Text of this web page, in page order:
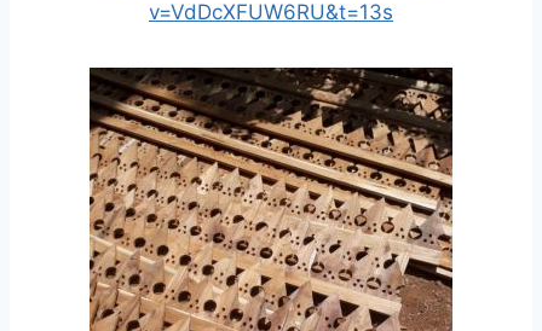
v=VdDcXFUW6RU&t=13s